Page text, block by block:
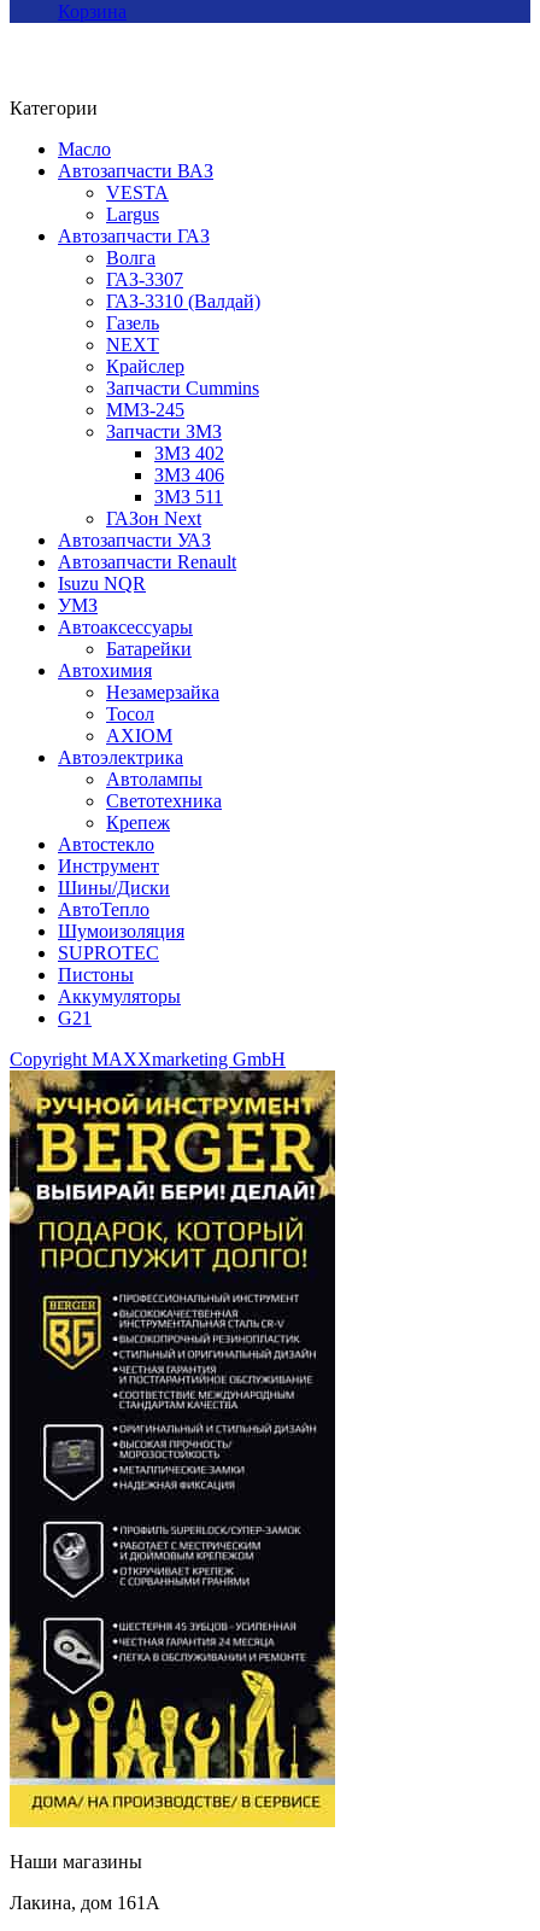
Корзина
Категории
Масло
Автозапчасти ВАЗ
VESTA
Largus
Автозапчасти ГАЗ
Волга
ГАЗ-3307
ГАЗ-3310 (Валдай)
Газель
NEXT
Крайслер
Запчасти Cummins
ММЗ-245
Запчасти ЗМЗ
ЗМЗ 402
ЗМЗ 406
ЗМЗ 511
ГАЗон Next
Автозапчасти УАЗ
Автозапчасти Renault
Isuzu NQR
УМЗ
Автоаксессуары
Батарейки
Автохимия
Незамерзайка
Тосол
AXIOM
Автоэлектрика
Автолампы
Светотехника
Крепеж
Автостекло
Инструмент
Шины/Диски
АвтоТепло
Шумоизоляция
SUPROTEC
Пистоны
Аккумуляторы
G21
Copyright MAXXmarketing GmbH
Наши магазины
Лакина, дом 161А